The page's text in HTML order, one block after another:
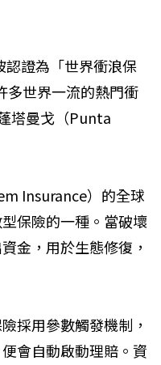
證為「世界衝浪保
多世界一流的熱門衝
塔曼戈（Punta
Insurance）的全球
保險的一種。當破壞
金，用於生態修復，
採用參數觸發機制，
會自動啟動理賠。資